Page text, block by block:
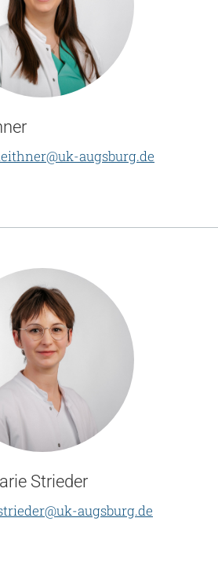
augsburg.de
Strieder
augsburg.de